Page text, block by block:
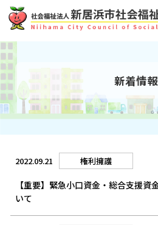
新着情報
2022.09.21 権利擁護
【重要】緊急小口資金・総合支援資
いて